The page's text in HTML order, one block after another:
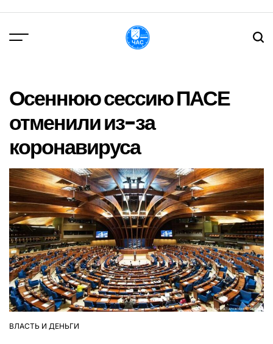
вмісту
Осеннюю сессию ПАСЕ
отменили из-за
коронавируса
ОПУБЛІКУВАТИ
ВЛАСТЬ И ДЕНЬГИ